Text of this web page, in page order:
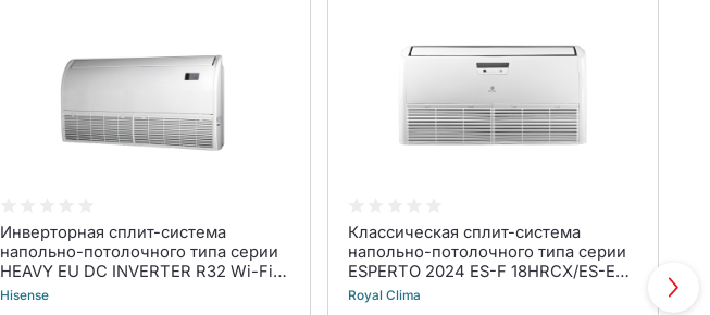
Инверторная сплит-система
напольно-потолочного типа серии
HEAVY EU DC INVERTER R32 Wi-Fi
AVT-24UR4RB8/AUW-24U4RJ7 WI-
Hisense
Классическая сплит-система
напольно-потолочного типа серии
ESPERTO 2024 ES-F 18HRCX/ES-E
18HCX (комплект)
Royal Clima